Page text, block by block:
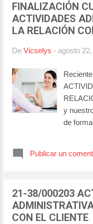
FINALIZACIÓN
ACTIVIDADES
LA RELACIÓN
De Vicselys - agosto
y
de
laboral.
Publicar un
21-38/000203
CON EL CLIENTE